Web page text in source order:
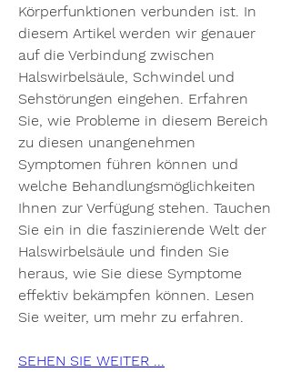
Körperfunktionen verbunden ist. In
diesem Artikel werden wir genauer
auf die Verbindung zwischen
Halswirbelsäule, Schwindel und
Sehstörungen eingehen. Erfahren
Sie, wie Probleme in diesem Bereich
zu diesen unangenehmen
Symptomen führen können und
welche Behandlungsmöglichkeiten
Ihnen zur Verfügung stehen. Tauchen
Sie ein in die faszinierende Welt der
Halswirbelsäule und finden Sie
heraus, wie Sie diese Symptome
effektiv bekämpfen können. Lesen
Sie weiter, um mehr zu erfahren.
SEHEN SIE WEITER ...